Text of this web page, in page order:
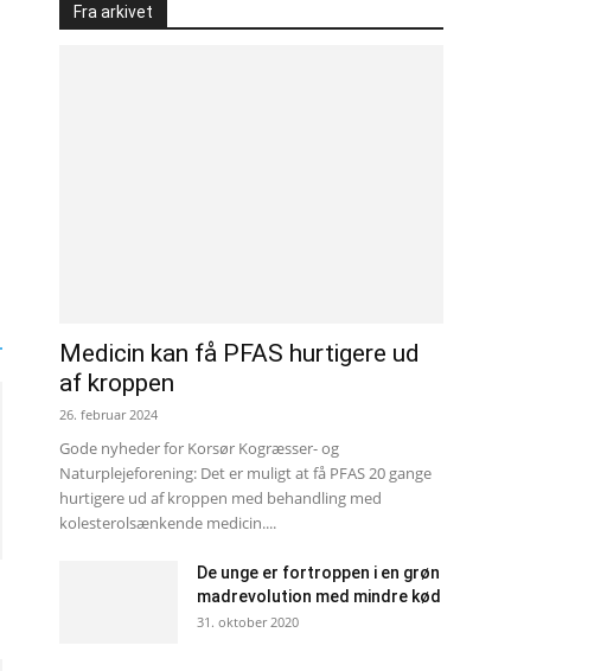
Fra arkivet
Medicin kan få PFAS hurtigere ud
af kroppen
26. februar 2024
Gode nyheder for Korsør Kogræsser- og
Naturplejeforening: Det er muligt at få PFAS 20 gange
hurtigere ud af kroppen med behandling med
kolesterolsænkende medicin....
De unge er fortroppen i en grøn
madrevolution med mindre kød
31. oktober 2020